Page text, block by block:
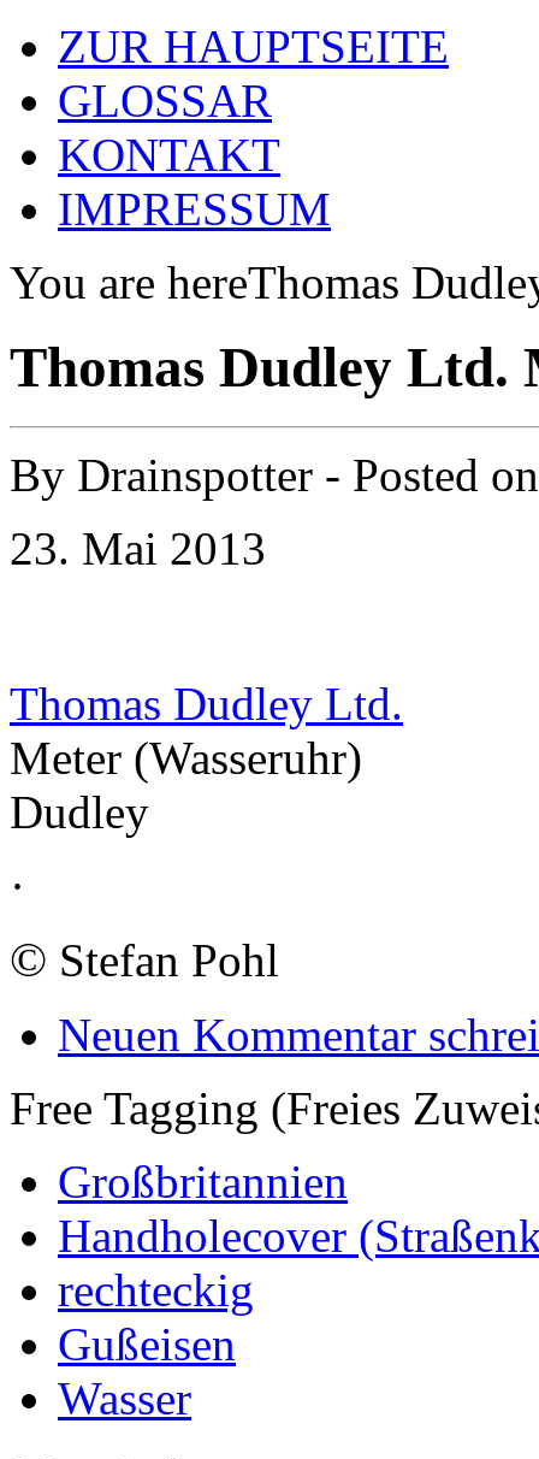
ZUR HAUPTSEITE
GLOSSAR
KONTAKT
IMPRESSUM
You are hereThomas
Thomas Dudley Ltd.
By Drainspotter - Posted
23. Mai 2013
Thomas Dudley Ltd.
Meter (Wasseruhr)
Dudley
·
© Stefan Pohl
Neuen Kommentar
Free Tagging (Freies
Großbritannien
Handholecover
rechteckig
Gußeisen
Wasser